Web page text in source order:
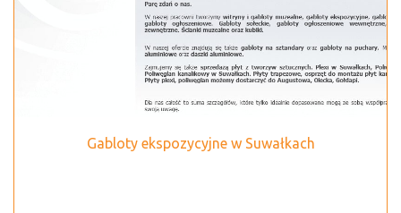
Gabloty ekspozycyjne w Suwałkach